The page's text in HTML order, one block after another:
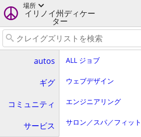
場所
イリノイ州ディケー
ター
autos
ギグ
コミュニティ
サービス
ALL ジョブ
ウェブデザイン
エンジニアリング
サロン／スパ／フィッ